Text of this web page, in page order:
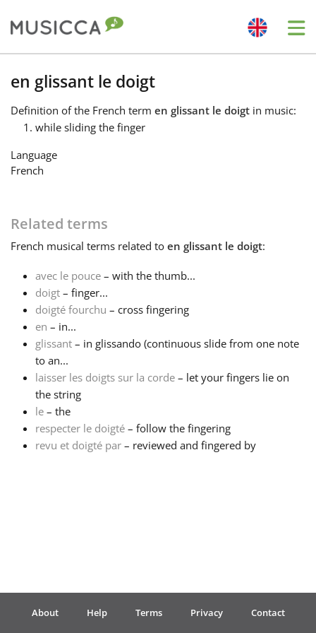
Bahasa Indonesia
Български
Dansk
English
Español
Français
한국어
हिन्दी
Português
en glissant le doigt
Definition of the French term en glissant le doigt in music:
while sliding the finger
Language
French
Related terms
French musical terms related to en glissant le doigt:
avec le pouce – with the thumb...
doigt – finger...
doigté fourchu – cross fingering
en – in...
glissant – in glissando (continuous slide from one note
to an...
laisser les doigts sur la corde – let your fingers lie on
the string
le – the
respecter le doigté – follow the fingering
revu et doigté par – reviewed and fingered by
About Help Terms Privacy Contact